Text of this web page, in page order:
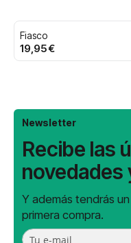
Fiasco
19,95 €
Newsletter
Recibe las
Y además tendrás
primera compra.